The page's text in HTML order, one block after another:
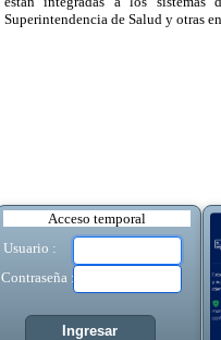
Superintendencia de Salud y otras
Acceso temporal
Usuario :
Contraseña :